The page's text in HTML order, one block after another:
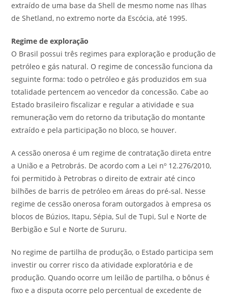
extraído de uma base da Shell de mesmo nome nas Ilhas
de Shetland, no extremo norte da Escócia, até 1995.
Regime de exploração
O Brasil possui três regimes para exploração e produção de
petróleo e gás natural. O regime de concessão funciona da
seguinte forma: todo o petróleo e gás produzidos em sua
totalidade pertencem ao vencedor da concessão. Cabe ao
Estado brasileiro fiscalizar e regular a atividade e sua
remuneração vem do retorno da tributação do montante
extraído e pela participação no bloco, se houver.
A cessão onerosa é um regime de contratação direta entre
a União e a Petrobrás. De acordo com a Lei nº 12.276/2010,
foi permitido à Petrobras o direito de extrair até cinco
bilhões de barris de petróleo em áreas do pré-sal. Nesse
regime de cessão onerosa foram outorgados à empresa os
blocos de Búzios, Itapu, Sépia, Sul de Tupi, Sul e Norte de
Berbigão e Sul e Norte de Sururu.
No regime de partilha de produção, o Estado participa sem
investir ou correr risco da atividade exploratória e de
produção. Quando ocorre um leilão de partilha, o bônus é
fixo e a disputa ocorre pelo percentual de excedente de